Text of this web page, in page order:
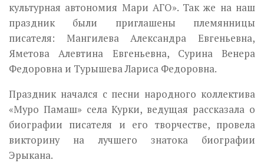
культурная автономия Мари АГО». Так же на наш
праздник были приглашены племянницы
писателя: Мангилева Александра Евгеньевна,
Яметова Алевтина Евгеньевна, Сурина Венера
Федоровна и Турышева Лариса Федоровна.
Праздник начался с песни народного коллектива
«Муро Памаш» села Курки, ведущая рассказала о
биографии писателя и его творчестве, провела
викторину на лучшего знатока биографии
Эрыкана.